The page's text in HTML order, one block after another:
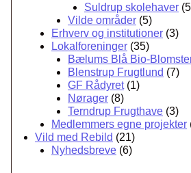
Suldrup skolehaver
Vilde områder (5)
Erhverv og institutioner (3)
Lokalforeninger (35)
Bælums Blå Bio-
Blenstrup Frugtlund (7)
GF Rådyret(1)
Nørager (8)
Terndrup Frugthave (3)
Medlemmers egne projekter
Vild med Rebild (21)
Nyhedsbreve (6)